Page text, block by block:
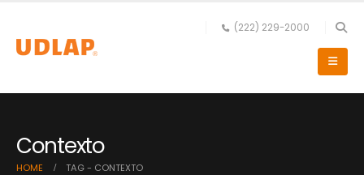
(222) 229-2000
Contexto
HOME TAG - CONTEXTO